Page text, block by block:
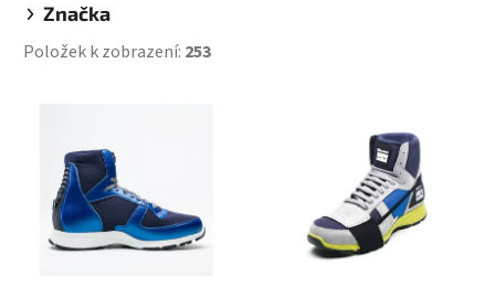
Značka
Položek k zobrazení: 253